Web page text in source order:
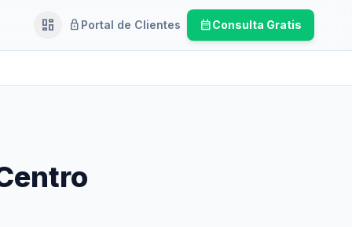
dashboardEjecutivo
lock Portal de Clientes calendar_monthConsulta Gratis